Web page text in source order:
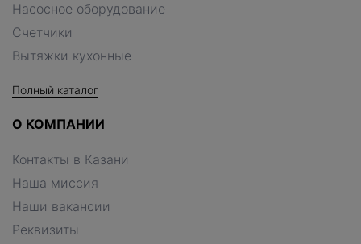
Насосное оборудование
Счетчики
Вытяжки кухонные
Полный каталог
О КОМПАНИИ
Контакты в Казани
Наша миссия
Наши вакансии
Реквизиты